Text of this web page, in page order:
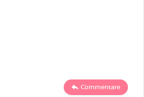
Commentare